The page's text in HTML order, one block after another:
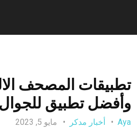
تطبيقات المصحف
وأفضل تطبيق للجوال
Aya أخبار مدكر مايو 5, 2023